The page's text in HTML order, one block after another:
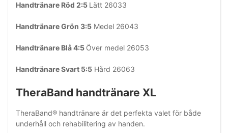
Handtränare Röd 2:5 Lätt 26033
Handtränare Grön 3:5 Medel 26043
Handtränare Blå 4:5 Över medel 26053
Handtränare Svart 5:5 Hård 26063
TheraBand handtränare XL
TheraBand® handtränare är det perfekta valet för både
underhåll och rehabilitering av handen.